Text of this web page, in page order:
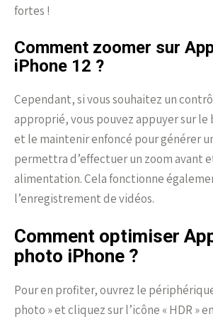
fortes !
Comment zoomer sur
iPhone 12 ?
Cependant, si vous souhaitez un
approprié, vous pouvez appuyer sur le
et le maintenir enfoncé pour générer
permettra d’effectuer un zoom avant
alimentation. Cela fonctionne
l’enregistrement de vidéos.
Comment optimiser
photo iPhone ?
Pour en profiter, ouvrez le
photo » et cliquez sur l’icône « HDR »